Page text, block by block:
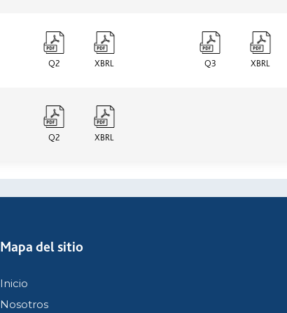
Q2 XBRL Q3 XBRL
Q2 XBRL
Mapa del sitio
Inicio
Nosotros